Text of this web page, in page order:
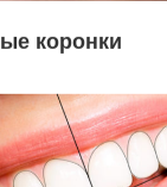
коронки